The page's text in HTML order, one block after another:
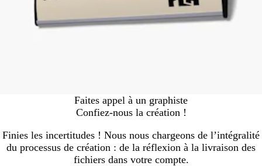
Faites appel à un graphiste
Confiez-nous la création !
Finies les incertitudes ! Nous nous chargeons de l’intégralité
du processus de création : de la réflexion à la livraison des
fichiers dans votre compte.